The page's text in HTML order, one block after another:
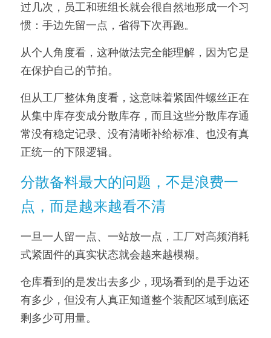
过几次，员工和班组长就会很自然地形成一个习
惯：手边先留一点，省得下次再跑。
从个人角度看，这种做法完全能理解，因为它是
在保护自己的节拍。
但从工厂整体角度看，这意味着紧固件螺丝正在
从集中库存变成分散库存，而且这些分散库存通
常没有稳定记录、没有清晰补给标准、也没有真
正统一的下限逻辑。
分散备料最大的问题，不是浪费一
点，而是越来越看不清
一旦一人留一点、一站放一点，工厂对高频消耗
式紧固件的真实状态就会越来越模糊。
仓库看到的是发出去多少，现场看到的是手边还
有多少，但没有人真正知道整个装配区域到底还
剩多少可用量。